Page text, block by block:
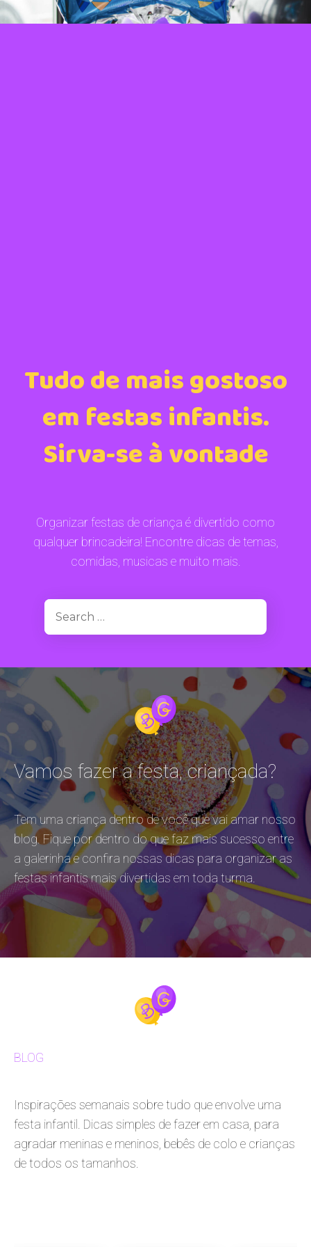
Tudo de mais gostoso
em festas infantis.
Sirva-se à vontade
Organizar festas de criança é divertido como
qualquer brincadeira! Encontre dicas de temas,
comidas, musicas e muito mais.
SEARCH
FOR:
Vamos fazer a festa, criançada?
Tem uma criança dentro de você que vai amar nosso
blog. Fique por dentro do que faz mais sucesso entre
a galerinha e confira nossas dicas para organizar as
festas infantis mais divertidas em toda turma.
BLOG
Inspirações semanais sobre tudo que envolve uma
festa infantil. Dicas simples de fazer em casa, para
agradar meninas e meninos, bebês de colo e crianças
de todos os tamanhos.